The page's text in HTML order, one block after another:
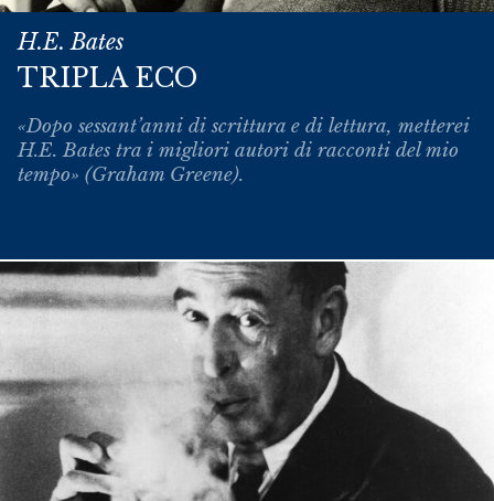
H.E. Bates
TRIPLA ECO
«Dopo sessant’anni di scrittura e di lettura, metterei
H.E. Bates tra i migliori autori di racconti del mio
tempo» (Graham Greene).